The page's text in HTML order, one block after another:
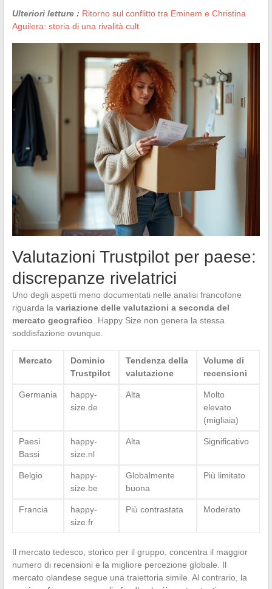
Ulteriori letture : Ritorno sul conflitto tra Eminem e Christina
Aguilera: storia di una rivalità cult
Valutazioni Trustpilot per paese:
discrepanze rivelatrici
Uno degli aspetti meno documentati nelle analisi francofone
riguarda la variazione delle valutazioni a seconda del
mercato geografico. Happy Size non genera la stessa
soddisfazione ovunque.
Mercato
Dominio
Trustpilot
Tendenza della
valutazione
Volume di
recensioni
Germania
happy-
size.de
Alta
Molto
elevato
(migliaia)
Paesi
Bassi
happy-
size.nl
Alta Significativo
Belgio
happy-
size.be
Globalmente
buona
Più limitato
Francia
happy-
size.fr
Più contrastata Moderato
Il mercato tedesco, storico per il gruppo, concentra il maggior
numero di recensioni e la migliore percezione globale. Il
mercato olandese segue una traiettoria simile. Al contrario, la